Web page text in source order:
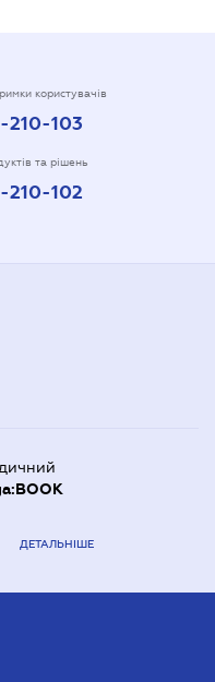
користувачів
103
та рішень
102
ДЕТАЛЬНІШЕ